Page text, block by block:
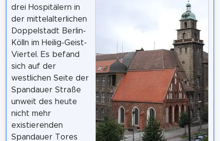
drei Hospitälern in
der mittelalterlichen
Doppelstadt Berlin-
Kölln im Heilig-Geist-
Viertel. Es befand
sich auf der
westlichen Seite der
Spandauer Straße
unweit des heute
nicht mehr
existierenden
Spandauer Tores